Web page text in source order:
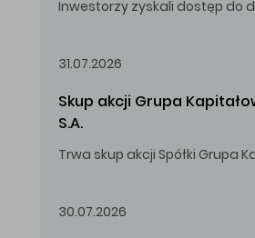
31.07.2026
Skup akcji Grupa
S.A.
Trwa skup akcji Spółki Grupa
30.07.2026